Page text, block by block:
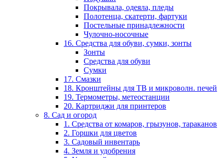
Покрывала, одеяла, пледы
Полотенца, скатерти, фартуки
Постельные принадлежности
Чулочно-носочные
16. Средства для обуви, сумки, зонты
Зонты
Средства для обуви
Сумки
17. Смазки
18. Кронштейны для ТВ и микроволн. печей
19. Термометры, метеостанции
20. Картриджи для принтеров
8. Сад и огород
1. Средства от комаров, грызунов, тараканов
2. Горшки для цветов
3. Садовый инвентарь
4. Земля и удобрения